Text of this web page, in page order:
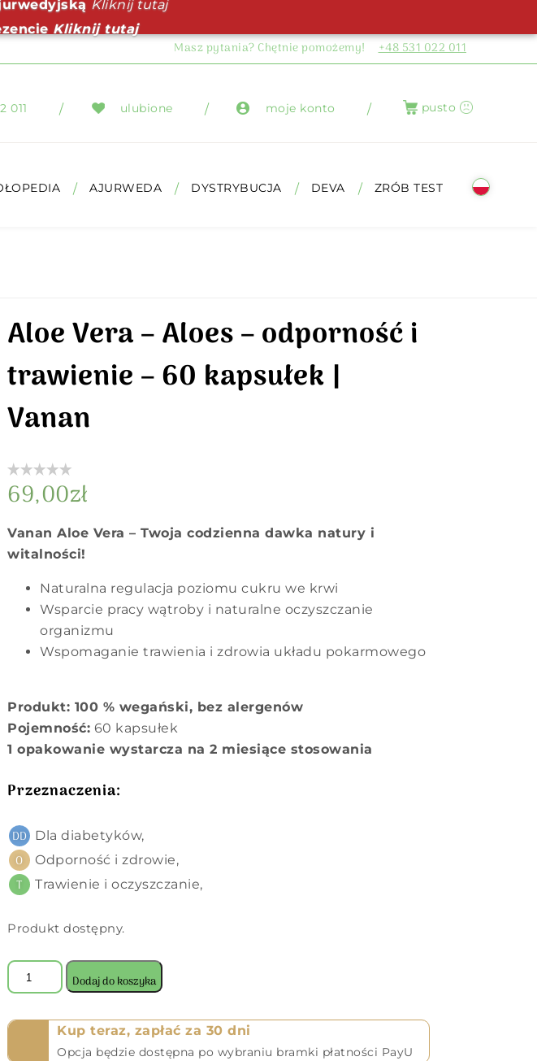
Kliknij tutaj
Kliknij tutaj
Masz pytania? Chętnie pomożemy! +48 531 022 011
011 ulubione moje konto pusto
AJURWEDA DYSTRYBUCJA DEVA ZRÓB TEST
Aloe Vera – Aloes – odporność i
trawienie – 60 kapsułek |
Vanan
69,00zł
Vanan Aloe Vera – Twoja codzienna dawka natury i
witalności!
Naturalna regulacja poziomu cukru we krwi
Wsparcie pracy wątroby i naturalne oczyszczanie
organizmu
Wspomaganie trawienia i zdrowia układu pokarmowego
Produkt: 100 % wegański, bez alergenów
Pojemność: 60 kapsułek
1 opakowanie wystarcza na 2 miesiące stosowania
Przeznaczenia:
Dla diabetyków,
Odporność i zdrowie,
Trawienie i oczyszczanie,
Produkt dostępny.
Dodaj do koszyka
Kup teraz, zapłać za 30 dni
Opcja będzie dostępna po wybraniu bramki płatności PayU